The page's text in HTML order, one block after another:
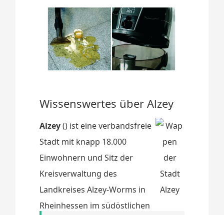
Wissenswertes über Alzey
Alzey() ist eine verbandsfreie
Stadt mit knapp 18.000
Einwohnern und Sitz der
Kreisverwaltung des
Landkreises Alzey-Worms in
Rheinhessen im südöstlichen